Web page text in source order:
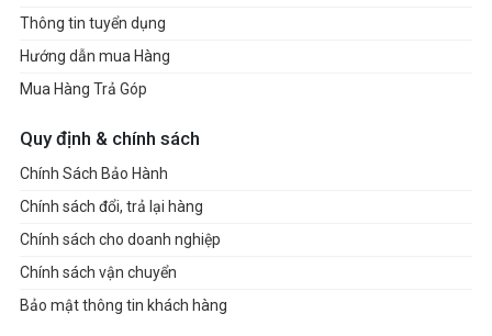
nên Delid Cpu 14900k!
tới Gland Computer đểdelid cpu
Thông tin tuyển dụng
Hướng dẫn mua Hàng
Mua Hàng Trả Góp
Quy định & chính sách
Chính Sách Bảo Hành
Chính sách đổi, trả lại hàng
Chính sách cho doanh nghiệp
Chính sách vận chuyển
Bảo mật thông tin khách hàng